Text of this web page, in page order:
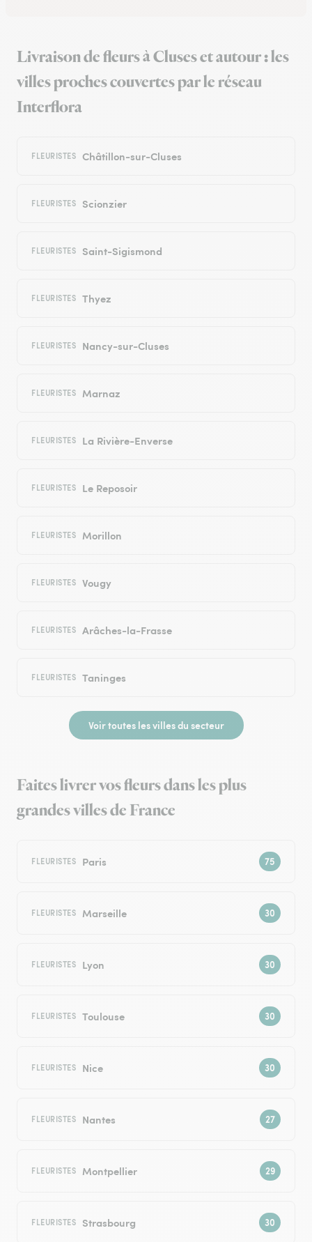
Livraison de fleurs à Cluses et autour : les
villes proches couvertes par le réseau
Interflora
FLEURISTES Châtillon-sur-Cluses
FLEURISTES Scionzier
FLEURISTES Saint-Sigismond
FLEURISTES Thyez
FLEURISTES Nancy-sur-Cluses
FLEURISTES Marnaz
FLEURISTES La Rivière-Enverse
FLEURISTES Le Reposoir
FLEURISTES Morillon
FLEURISTES Vougy
FLEURISTES Arâches-la-Frasse
FLEURISTES Taninges
Voir toutes les villes du secteur
Faites livrer vos fleurs dans les plus
grandes villes de France
FLEURISTES Paris
FLEURISTES Marseille
FLEURISTES Lyon
FLEURISTES Toulouse
FLEURISTES Nice
FLEURISTES Nantes
FLEURISTES Montpellier
FLEURISTES Strasbourg